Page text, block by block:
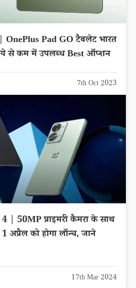
OnePlus Pad GO टैबलेट भारत
से कम में उपलब्ध Best ऑप्शन
7th Oct 2023
| 50MP प्राइमरी कैमरा के साथ
को होगा लॉन्च, जाने
17th Mar 2024